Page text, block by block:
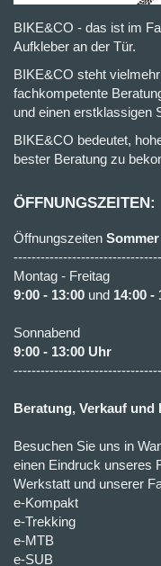
BIKE&CO - das ist im
Aufkleber an der Tür.
BIKE&CO steht
fachkompetente
und einen erstklassigen
BIKE&CO bedeutet,
bester Beratung zu
ÖFFNUNGSZEITEN:
Öffnungszeiten Sommer
Montag - Freitag
9:00 - 13:00 und 14:00 -
Sonnabend
9:00 - 13:00 Uhr
Beratung, Verkauf und
Besuchen Sie uns in
einen Eindruck unseres
Werkstatt und unserer
e-Kompakt
e-Trekking
e-MTB
e-SUB